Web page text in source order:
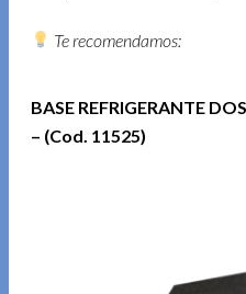
Te recomendamos:
BASE REFRIGERANTE
– (Cod. 11525)